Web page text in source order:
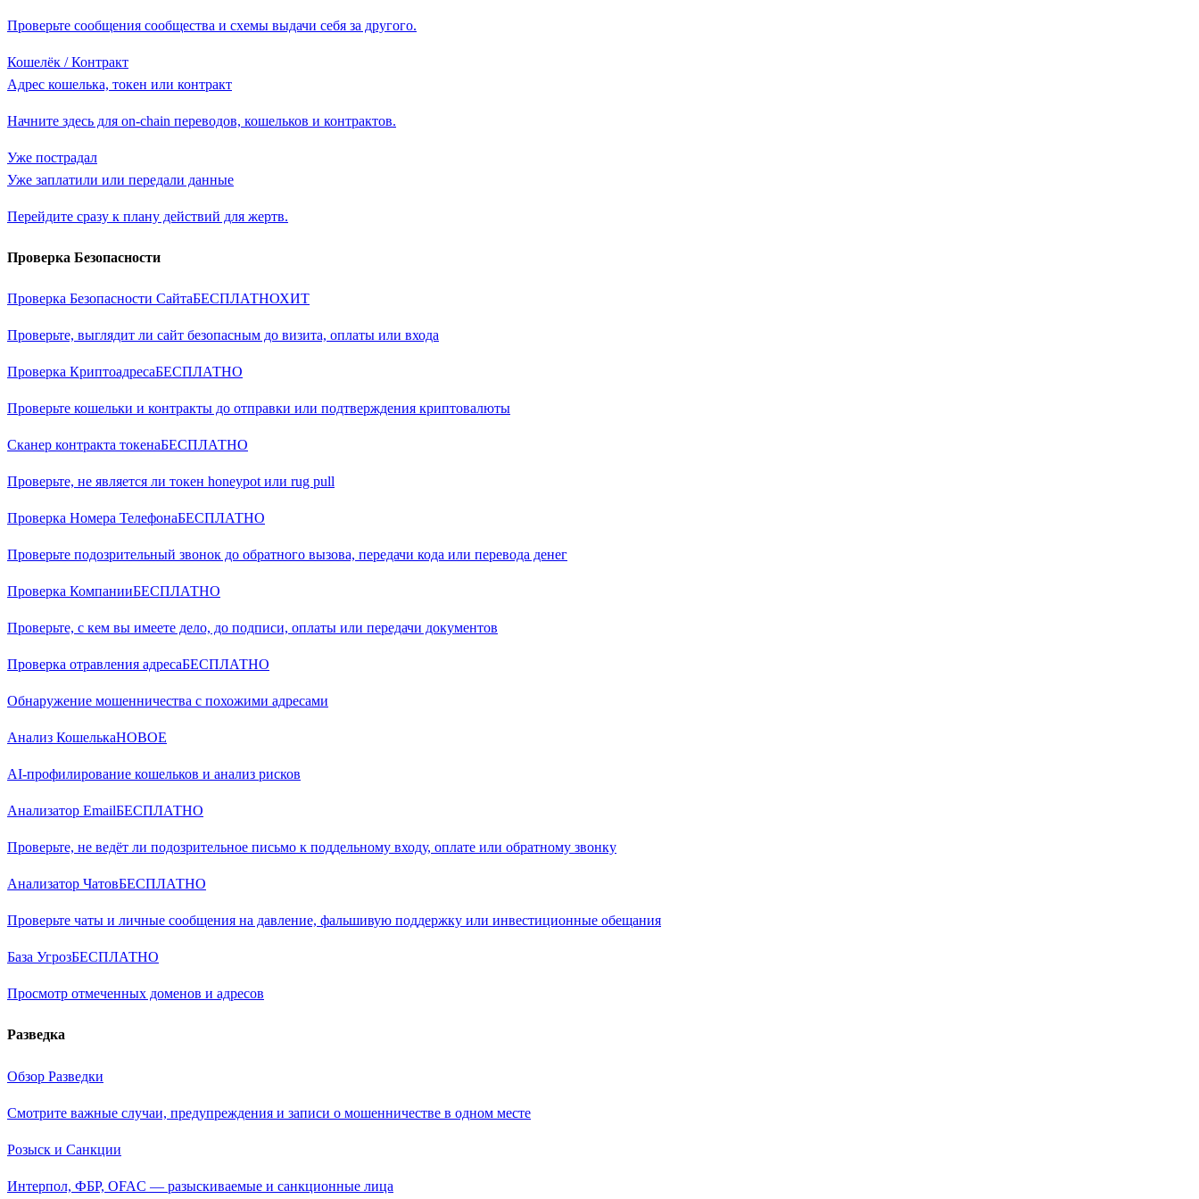
Проверьте сообщения сообщества и схемы выдачи себя за другого.
Кошелёк / Контракт
Адрес кошелька, токен или контракт
Начните здесь для on-chain переводов, кошельков и контрактов.
Уже пострадал
Уже заплатили или передали данные
Перейдите сразу к плану действий для жертв.
Проверка Безопасности
Проверка Безопасности СайтаБЕСПЛАТНОХИТ
Проверьте, выглядит ли сайт безопасным до визита, оплаты или входа
Проверка КриптоадресаБЕСПЛАТНО
Проверьте кошельки и контракты до отправки или подтверждения криптовалюты
Сканер контракта токенаБЕСПЛАТНО
Проверьте, не является ли токен honeypot или rug pull
Проверка Номера ТелефонаБЕСПЛАТНО
Проверьте подозрительный звонок до обратного вызова, передачи кода или перевода денег
Проверка КомпанииБЕСПЛАТНО
Проверьте, с кем вы имеете дело, до подписи, оплаты или передачи документов
Проверка отравления адресаБЕСПЛАТНО
Обнаружение мошенничества с похожими адресами
Анализ КошелькаНОВОЕ
AI-профилирование кошельков и анализ рисков
Анализатор EmailБЕСПЛАТНО
Проверьте, не ведёт ли подозрительное письмо к поддельному входу, оплате или обратному звонку
Анализатор ЧатовБЕСПЛАТНО
Проверьте чаты и личные сообщения на давление, фальшивую поддержку или инвестиционные обещания
База УгрозБЕСПЛАТНО
Просмотр отмеченных доменов и адресов
Разведка
Обзор Разведки
Смотрите важные случаи, предупреждения и записи о мошенничестве в одном месте
Розыск и Санкции
Интерпол, ФБР, OFAC — разыскиваемые и санкционные лица